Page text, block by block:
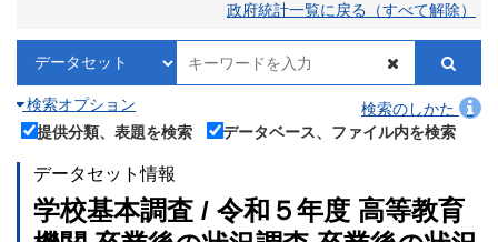
政府統計一覧に戻る（すべて解除）
検索オプション
検索のしかた
提供分類、表題を検索
データベース、ファイル内を検索
データセット情報
学校基本調査 / 令和５年度 高等教育